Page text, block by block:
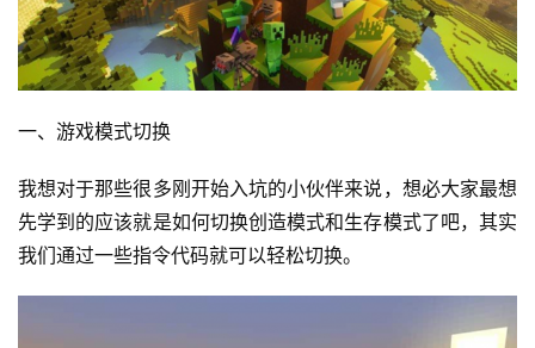
一、游戏模式切换
我想对于那些很多刚开始入坑的小伙伴来说，想必大家最想
先学到的应该就是如何切换创造模式和生存模式了吧，其实
我们通过一些指令代码就可以轻松切换。